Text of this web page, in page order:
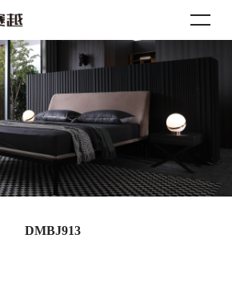
DMBJ913